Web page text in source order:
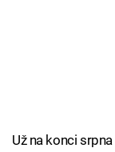
Sledujte nás
Už na konci